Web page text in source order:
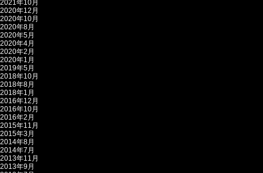
2021年10月
2020年12月
2020年10月
2020年8月
2020年5月
2020年4月
2020年2月
2020年1月
2019年5月
2018年10月
2018年8月
2018年1月
2016年12月
2016年10月
2016年2月
2015年11月
2015年3月
2014年8月
2014年7月
2013年11月
2013年9月